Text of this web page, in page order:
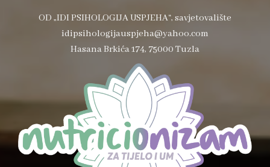
OD „IDI PSIHOLOGIJA USPJEHA“, savjetovalište
idipsihologijauspjeha@yahoo.com
Hasana Brkića 174, 75000 Tuzla